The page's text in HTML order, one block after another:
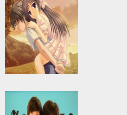
Warning: Use of undefined
constant article_topic -
assumed 'article_topic' (this